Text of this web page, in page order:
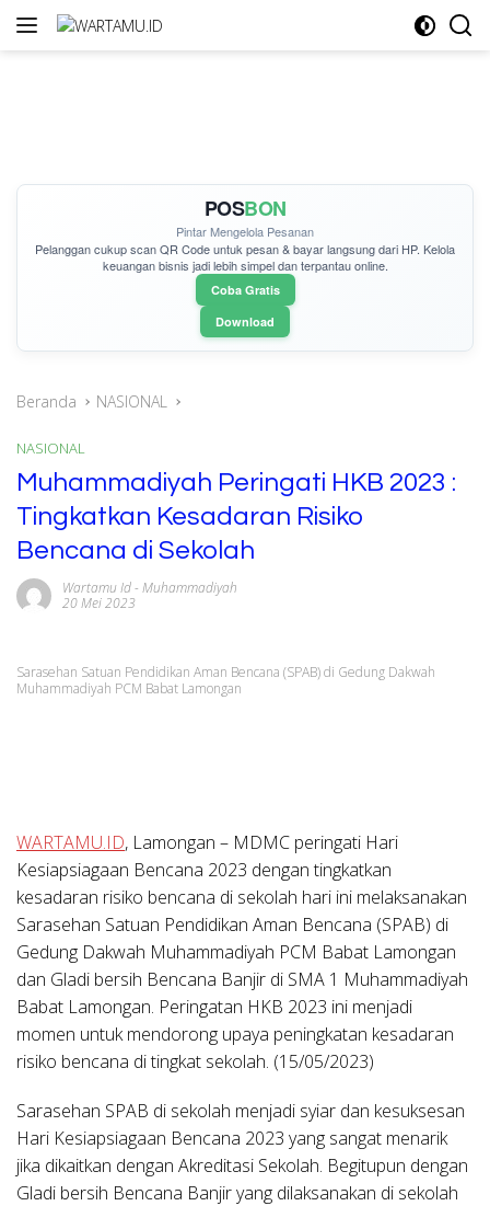
Langsung
POSBON
Pintar Mengelola Pesanan
Pelanggan cukupscan QR Codeuntuk pesan & bayar langsung dari HP. Kelola
keuangan bisnis jadi lebih simpel dan terpantau online.
Coba Gratis
Download
Beranda NASIONAL
NASIONAL
Muhammadiyah Peringati HKB 2023 :
Tingkatkan Kesadaran Risiko
Bencana di Sekolah
Wartamu Id- Muhammadiyah
20 Mei 2023
Sarasehan Satuan Pendidikan Aman Bencana (SPAB) di Gedung Dakwah
Muhammadiyah PCM Babat Lamongan
WARTAMU.ID, Lamongan – MDMC peringati Hari
Kesiapsiagaan Bencana 2023 dengan tingkatkan
kesadaran risiko bencana di sekolah hari ini melaksanakan
Sarasehan Satuan Pendidikan Aman Bencana (SPAB) di
Gedung Dakwah Muhammadiyah PCM Babat Lamongan
dan Gladi bersih Bencana Banjir di SMA 1 Muhammadiyah
Babat Lamongan. Peringatan HKB 2023 ini menjadi
momen untuk mendorong upaya peningkatan kesadaran
risiko bencana di tingkat sekolah. (15/05/2023)
Sarasehan SPAB di sekolah menjadi syiar dan kesuksesan
Hari Kesiapsiagaan Bencana 2023 yang sangat menarik
jika dikaitkan dengan Akreditasi Sekolah. Begitupun dengan
Gladi bersih Bencana Banjir yang dilaksanakan di sekolah